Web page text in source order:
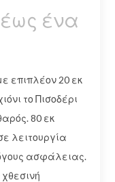
ένα
επιπλέον 20 εκ
το Πισοδέρι
80 εκ
λειτουργία
ασφάλειας.